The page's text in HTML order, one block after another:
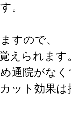
。
すので、
えられます
通院がな
ット効果は